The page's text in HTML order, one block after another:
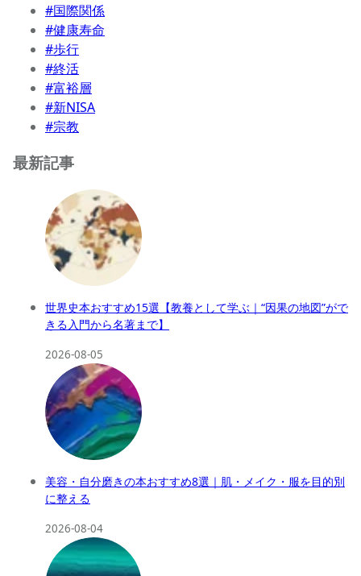
#国際関係
#健康寿命
#歩行
#終活
#富裕層
#新NISA
#宗教
最新記事
世界史本おすすめ15選【教養として学ぶ｜“因果の地図”がで
きる入門から名著まで】
2026-08-05
美容・自分磨きの本おすすめ8選｜肌・メイク・服を目的別
に整える
2026-08-04